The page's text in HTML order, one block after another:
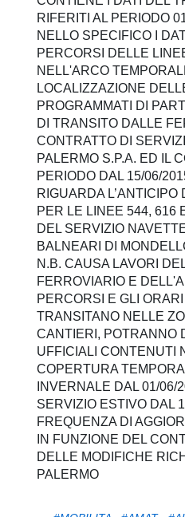
RIFERITI AL PERIODO
NELLO SPECIFICO I
PERCORSI DELLE
NELL'ARCO
LOCALIZZAZIONE
PROGRAMMATI DI
DI TRANSITO DALLE
CONTRATTO DI
PALERMO S.P.A. ED IL
PERIODO DAL 15/06/
RIGUARDA
PER LE LINEE 544, 616
DEL SERVIZIO
BALNEARI DI
N.B. CAUSA LAVORI
FERROVIARIO E
PERCORSI E GLI
TRANSITANO NELLE
CANTIERI, POTRANNO
UFFICIALI CONTENUTI
COPERTURA
INVERNALE DAL 01/06/
SERVIZIO ESTIVO DAL
FREQUENZA DI
IN FUNZIONE DEL
DELLE MODIFICHE
PALERMO